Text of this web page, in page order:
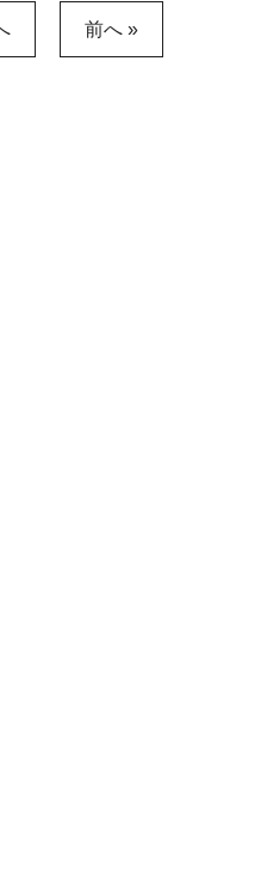
前へ »